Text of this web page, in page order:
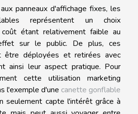
panneaux d'affichage fixes, les
représentent un choix
coût étant relativement faible au
sur le public. De plus, ces
être déployées et retirées avec
ainsi leur aspect pratique. Pour
cette utilisation marketing
l'exemple d'une canette gonflable
seulement capte l'intérêt grâce à